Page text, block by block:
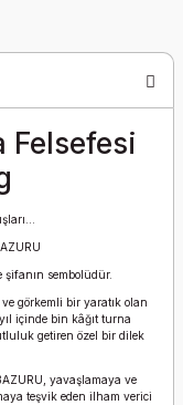
Felsefesi
şifanın sembolüdür.
görkemli bir yaratık olan
içinde bin kâğıt turna
getiren özel bir dilek
yavaşlamaya ve
teşvik eden ilham verici